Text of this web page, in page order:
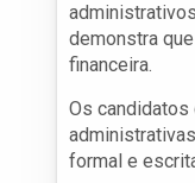
demonstra
financeira.
Os
formal e